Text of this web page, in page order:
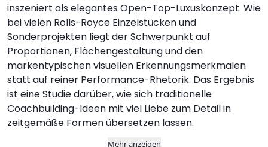
inszeniert als elegantes Open-Top-Luxuskonzept. Wie
bei vielen Rolls-Royce Einzelstücken und
Sonderprojekten liegt der Schwerpunkt auf
Proportionen, Flächengestaltung und den
markentypischen visuellen Erkennungsmerkmalen
statt auf reiner Performance-Rhetorik. Das Ergebnis
ist eine Studie darüber, wie sich traditionelle
Coachbuilding-Ideen mit viel Liebe zum Detail in
zeitgemäße Formen übersetzen lassen.
Mehr anzeigen